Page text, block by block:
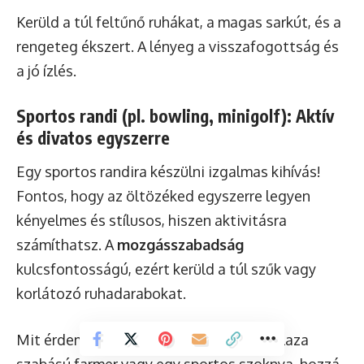
Kerüld a túl feltűnő ruhákat, a magas sarkút, és a
rengeteg ékszert. A lényeg a visszafogottság és
a jó ízlés.
Sportos randi (pl. bowling, minigolf): Aktív
és divatos egyszerre
Egy sportos randira készülni izgalmas kihívás!
Fontos, hogy az öltözéked egyszerre legyen
kényelmes és stílusos, hiszen aktivitásra
számíthatsz. A mozgásszabadság
kulcsfontosságú, ezért kerüld a túl szűk vagy
korlátozó ruhadarabokat.
Mit érdemes választani? Egy csinos, de laza